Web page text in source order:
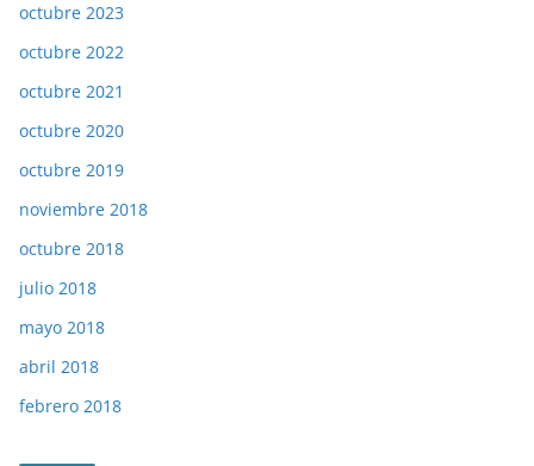
octubre 2023
octubre 2022
octubre 2021
octubre 2020
octubre 2019
noviembre 2018
octubre 2018
julio 2018
mayo 2018
abril 2018
febrero 2018